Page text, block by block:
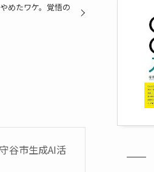
めたワケ。覚悟の
谷市生成AI活